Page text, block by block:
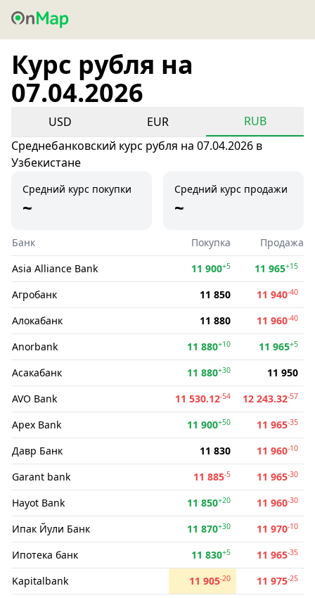
Курс рубля на
07.04.2026
USD EUR
RUB
Среднебанковский курс рубля на 07.04.2026 в
Узбекистане
Средний курс покупки
~
Средний курс продажи
~
Банк Покупка
Продажа
Asia Alliance Bank
11 900+5 11 965+15
Агробанк 11 850 11 940-40
Алокабанк 11 880 11 960-40
Anorbank 11 880+10 11 965+5
Асакабанк 11 880+30
11 950
AVO Bank
11 530.12-54 12 243.32-57
Apex Bank 11 900+50 11 965-35
Давр Банк 11 830 11 960-10
Garant bank 11 885-5 11 965-30
Hayot Bank 11 850+20 11 960-30
Ипак Йули Банк 11 870+30 11 970-10
Ипотека банк 11 830+5 11 965-35
Kapitalbank 11 905-20 11 975-25